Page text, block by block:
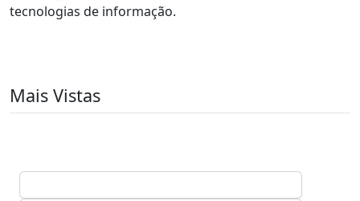
tecnologias de informação.
Mais Vistas